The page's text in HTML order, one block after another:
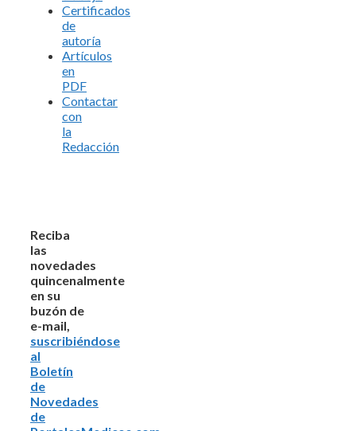
Certificados
de
autoría
Artículos
en
PDF
Contactar
con
la
Redacción
Reciba
las
novedades
quincenalmente
en su
buzón de
e-mail,
suscribiéndose
al
Boletín
de
Novedades
de